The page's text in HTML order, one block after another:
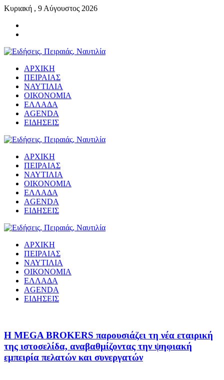
Κυριακή , 9 Αύγουστος 2026
ΑΡΧΙΚΗ
ΠΕΙΡΑΙΑΣ
ΝΑΥΤΙΛΙΑ
ΟΙΚΟΝΟΜΙΑ
ΕΛΛΑΔΑ
AGENDA
ΕΙΔΗΣΕΙΣ
ΑΡΧΙΚΗ
ΠΕΙΡΑΙΑΣ
ΝΑΥΤΙΛΙΑ
ΟΙΚΟΝΟΜΙΑ
ΕΛΛΑΔΑ
AGENDA
ΕΙΔΗΣΕΙΣ
ΑΡΧΙΚΗ
ΠΕΙΡΑΙΑΣ
ΝΑΥΤΙΛΙΑ
ΟΙΚΟΝΟΜΙΑ
ΕΛΛΑΔΑ
AGENDA
ΕΙΔΗΣΕΙΣ
Η MEGA BROKERS παρουσιάζει τη νέα εταιρική
της ιστοσελίδα, αναβαθμίζοντας την ψηφιακή
εμπειρία πελατών και συνεργατών